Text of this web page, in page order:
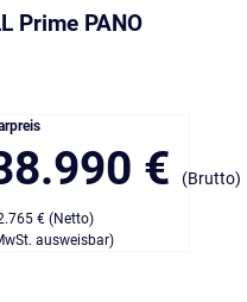
Prime PANO
€ (Brutto)
€ (Netto)
ausweisbar)